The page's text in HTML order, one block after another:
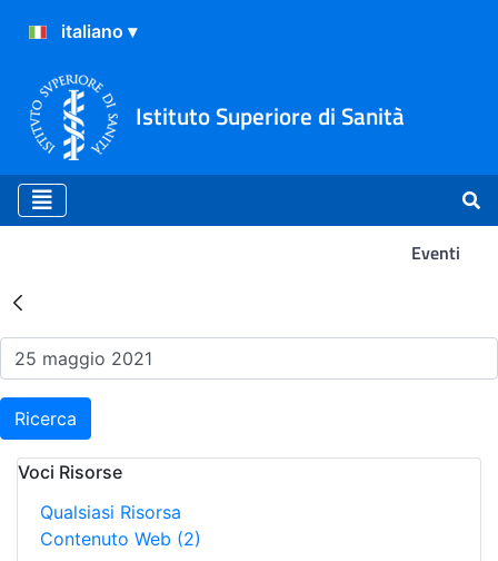
Istituto Superiore di Sanità
Eventi
Risultati della Ricerca -
Ricerca
Voci Risorse
Qualsiasi Risorsa
Contenuto Web (2)